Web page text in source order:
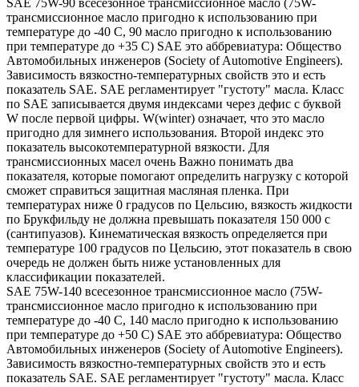
SAE 75W-90 всесезонное трансмиссионное масло (75W-
трансмиссионное масло пригодно к использованию при
температуре до -40 С, 90 масло пригодно к использованию
при температуре до +35 С) SAE это аббревиатура: Общество
Автомобильных инженеров (Society of Automotive Engineers).
Зависимость вязкостно-температурных свойств это и есть
показатель SAE. SAE регламентирует "густоту" масла. Класс
по SAE записывается двумя индексами через дефис с буквой
W после первой цифры. W(winter) означает, что это масло
пригодно для зимнего использования. Второй индекс это
показатель высокотемпературной вязкости. Для
трансмиссионных масел очень Важно понимать два
показателя, которые помогают определить нагрузку с которой
сможет справиться защитная масляная пленка. При
температурах ниже 0 градусов по Цельсию, вязкость жидкости
по Брукфильду не должна превышать показателя 150 000 с
(сантипуазов). Кинематическая вязкость определяется при
температуре 100 градусов по Цельсию, этот показатель в свою
очередь не должен быть ниже установленных для
классификации показателей.
SAE 75W-140 всесезонное трансмиссионное масло (75W-
трансмиссионное масло пригодно к использованию при
температуре до -40 С, 140 масло пригодно к использованию
при температуре до +50 С) SAE это аббревиатура: Общество
Автомобильных инженеров (Society of Automotive Engineers).
Зависимость вязкостно-температурных свойств это и есть
показатель SAE. SAE регламентирует "густоту" масла. Класс